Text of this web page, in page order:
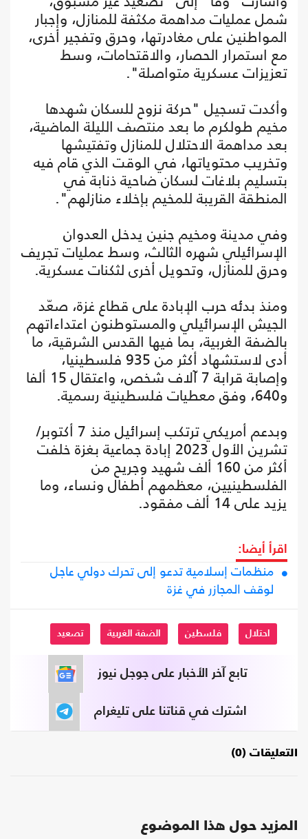
شمل عمليات مداهمة مكثفة للمنازل، وإجبار
المواطنين على مغادرتها، وحرق وتفجير أخرى،
مع استمرار الحصار، والاقتحامات، وسط
تعزيزات عسكرية متواصلة".
وأكدت تسجيل "حركة نزوح للسكان شهدها
مخيم طولكرم ما بعد منتصف الليلة الماضية،
بعد مداهمة الاحتلال للمنازل وتفتيشها
وتخريب محتوياتها، في الوقت الذي قام فيه
بتسليم بلاغات لسكان ضاحية ذنابة في
المنطقة القريبة للمخيم بإخلاء منازلهم".
وفي مدينة ومخيم جنين يدخل العدوان
الإسرائيلي شهره الثالث، وسط عمليات تجريف
وحرق للمنازل، وتحويل أخرى لثكنات عسكرية.
ومنذ بدئه حرب الإبادة على قطاع غزة، صعّد
الجيش الإسرائيلي والمستوطنون اعتداءاتهم
بالضفة الغربية، بما فيها القدس الشرقية، ما
أدى لاستشهاد أكثر من 935 فلسطينيا،
وإصابة قرابة 7 آلاف شخص، واعتقال 15 ألفا
و640، وفق معطيات فلسطينية رسمية.
وبدعم أمريكي ترتكب إسرائيل منذ 7 أكتوبر/
تشرين الأول 2023 إبادة جماعية بغزة خلفت
أكثر من 160 ألف شهيد وجريح من
الفلسطينيين، معظمهم أطفال ونساء، وما
يزيد على 14 ألف مفقود.
اقرأ أيضا:
منظمات إسلامية تدعو إلى تحرك دولي عاجل
لوقف المجازر في غزة
احتلال فلسطين الضفة الغربية تصعيد
تابع آخر الأخبار على جوجل نيوز
اشترك في قناتنا على تليغرام
التعليقات (0)
المزيد حول هذا الموضوع